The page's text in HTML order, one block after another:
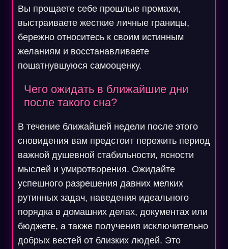
Вы прощаете себе прошлые промахи,
выстраиваете жесткие личные границы,
бережно относитесь к своим истинным
желаниям и восстанавливаете
пошатнувшуюся самооценку.
Чего ожидать в ближайшие дни
после такого сна?
В течение ближайшей недели после этого
сновидения вам предстоит пережить период
важной душевной стабильности, ясности
мыслей и умиротворения. Ожидайте
успешного разрешения давних мелких
рутинных задач, наведения идеального
порядка в домашних делах, документах или
бюджете, а также получения исключительно
добрых вестей от близких людей. Это